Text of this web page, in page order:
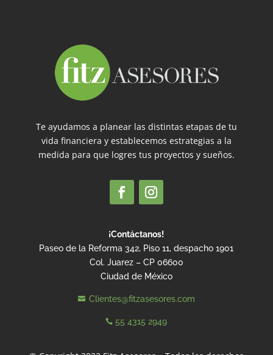
Te ayudamos a planear las distintas etapas de tu
vida financiera y establecemos estrategias a la
medida para que logres tus proyectos y sueños.
¡Contáctanos!
Paseo de la Reforma 342, Piso 11, despacho 1901
Col. Juarez – CP 06600
Ciudad de México
 Clientes@fitzasesores.com
 55 4315 2949